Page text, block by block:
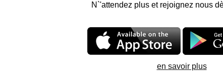
N`'attendez plus et rejoignez nous
en savoir plus